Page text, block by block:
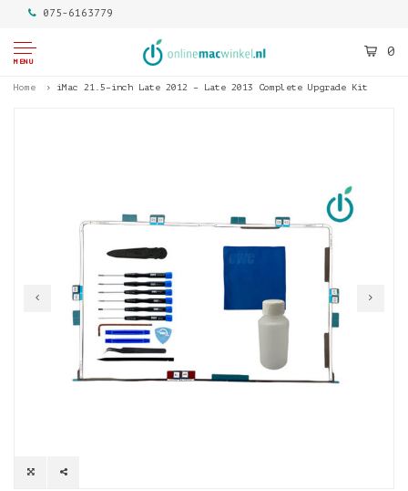
075-6163779
MENU
0
Home iMac 21.5–inch Late 2012 – Late 2013 Complete Upgrade Kit